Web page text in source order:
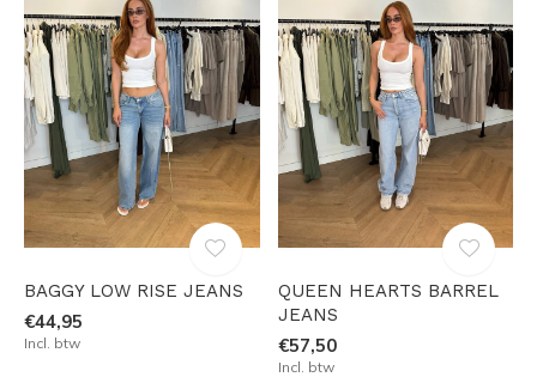
BAGGY LOW RISE JEANS
€44,95
Incl. btw
QUEEN HEARTS BARREL
JEANS
€57,50
Incl. btw